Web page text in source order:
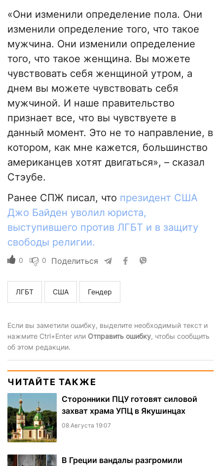
«Они изменили определение пола. Они
изменили определение того, что такое
мужчина. Они изменили определение
того, что такое женщина. Вы можете
чувствовать себя женщиной утром, а
днем вы можете чувствовать себя
мужчиной. И наше правительство
признает все, что вы чувствуете в
данный момент. Это не то направление, в
котором, как мне кажется, большинство
американцев хотят двигаться», – сказал
Стэубе.
Ранее СПЖ писал, что президент США
Джо Байден уволил юриста,
выступившего против ЛГБТ и в защиту
свободы религии.
0 0 Поделиться
ЛГБТ США Гендер
Если вы заметили ошибку, выделите необходимый текст и
нажмите Ctrl+Enter или Отправить ошибку, чтобы сообщить
об этом редакции.
ЧИТАЙТЕ ТАКЖЕ
Сторонники ПЦУ готовят силовой
захват храма УПЦ в Якушинцах
08 Августа 19:07
В Греции вандалы разгромили